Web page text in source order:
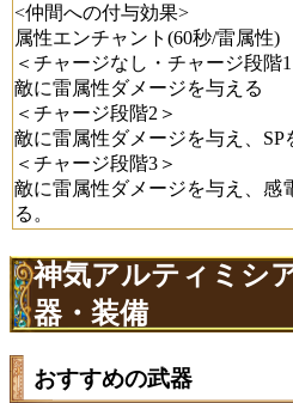
<仲間への付与効果>
属性エンチャント(60秒/雷属性)
＜チャージなし・チャージ段階1
敵に雷属性ダメージを与える
＜チャージ段階2＞
敵に雷属性ダメージを与え、SP
＜チャージ段階3＞
敵に雷属性ダメージを与え、感
る。
神気アルティミシ
器・装備
おすすめの武器